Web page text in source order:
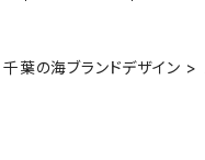
千葉の海ブランドデザイン